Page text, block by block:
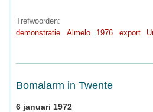
Trefwoorden:
demonstratie
Almelo 1976 export
Bomalarm in Twente
6 januari 1972